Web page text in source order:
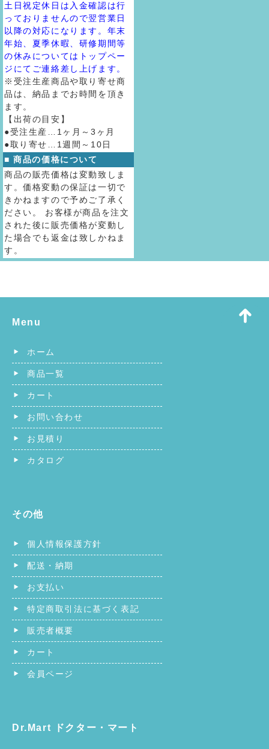
土日祝定休日は入金確認は行
っておりませんので翌営業日
以降の対応になります。年末
年始、夏季休暇、研修期間等
の休みについてはトップペー
ジにてご連絡差し上げます。
※受注生産商品や取り寄せ商
品は、納品までお時間を頂き
ます。
【出荷の目安】
●受注生産…1ヶ月～3ヶ月
●取り寄せ…1週間～10日
■ 商品の価格について
商品の販売価格は変動致しま
す。価格変動の保証は一切で
きかねますので予めご了承く
ださい。 お客様が商品を注文
された後に販売価格が変動し
た場合でも返金は致しかねま
す。
Menu
ホーム
商品一覧
カート
お問い合わせ
お見積り
カタログ
その他
個人情報保護方針
配送・納期
お支払い
特定商取引法に基づく表記
販売者概要
カート
会員ページ
Dr.Mart ドクター・マート